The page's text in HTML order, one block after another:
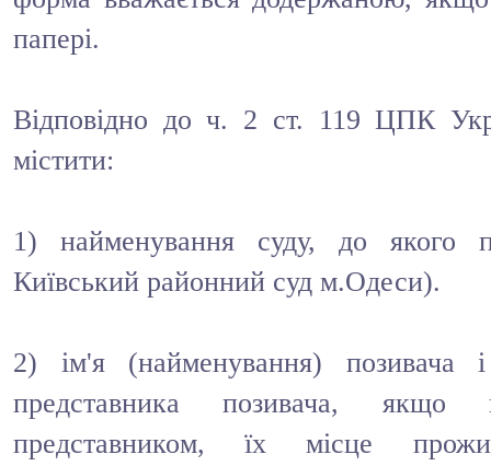
папері.
Відповідно до ч. 2 ст. 119 ЦПК
містити:
1) найменування суду, до якого
Київський районний суд м.Одеси).
2) ім'я (найменування) позивача
представника позивача, якщо
представником, їх місце